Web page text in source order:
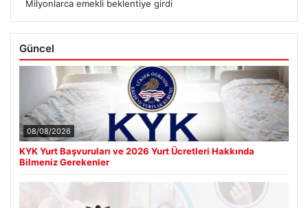
Milyonlarca emekli beklentiye girdi
Güncel
08/08/2026
KYK Yurt Başvuruları ve 2026 Yurt Ücretleri Hakkında
Bilmeniz Gerekenler